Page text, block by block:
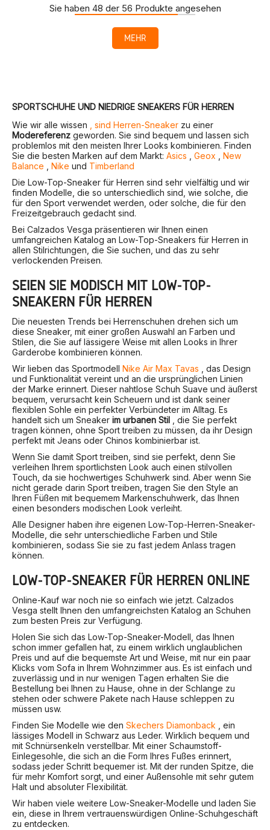
Sie haben 48 der 56 Produkte angesehen
MEHR
SPORTSCHUHE UND NIEDRIGE SNEAKERS FÜR HERREN
Wie wir alle wissen , sind Herren-Sneaker zu einer
Modereferenz geworden. Sie sind bequem und lassen sich
problemlos mit den meisten Ihrer Looks kombinieren. Finden
Sie die besten Marken auf dem Markt: Asics , Geox , New
Balance , Nike und Timberland
Die Low-Top-Sneaker für Herren sind sehr vielfältig und wir
finden Modelle, die so unterschiedlich sind, wie solche, die
für den Sport verwendet werden, oder solche, die für den
Freizeitgebrauch gedacht sind.
Bei Calzados Vesga präsentieren wir Ihnen einen
umfangreichen Katalog an Low-Top-Sneakers für Herren in
allen Stilrichtungen, die Sie suchen, und das zu sehr
verlockenden Preisen.
SEIEN SIE MODISCH MIT LOW-TOP-
SNEAKERN FÜR HERREN
Die neuesten Trends bei Herrenschuhen drehen sich um
diese Sneaker, mit einer großen Auswahl an Farben und
Stilen, die Sie auf lässigere Weise mit allen Looks in Ihrer
Garderobe kombinieren können.
Wir lieben das Sportmodell Nike Air Max Tavas , das Design
und Funktionalität vereint und an die ursprünglichen Linien
der Marke erinnert. Dieser nahtlose Schuh Suave und äußerst
bequem, verursacht kein Scheuern und ist dank seiner
flexiblen Sohle ein perfekter Verbündeter im Alltag. Es
handelt sich um Sneaker im urbanen Stil , die Sie perfekt
tragen können, ohne Sport treiben zu müssen, da ihr Design
perfekt mit Jeans oder Chinos kombinierbar ist.
Wenn Sie damit Sport treiben, sind sie perfekt, denn Sie
verleihen Ihrem sportlichsten Look auch einen stilvollen
Touch, da sie hochwertiges Schuhwerk sind. Aber wenn Sie
nicht gerade darin Sport treiben, tragen Sie den Style an
Ihren Füßen mit bequemem Markenschuhwerk, das Ihnen
einen besonders modischen Look verleiht.
Alle Designer haben ihre eigenen Low-Top-Herren-Sneaker-
Modelle, die sehr unterschiedliche Farben und Stile
kombinieren, sodass Sie sie zu fast jedem Anlass tragen
können.
LOW-TOP-SNEAKER FÜR HERREN ONLINE
Online-Kauf war noch nie so einfach wie jetzt. Calzados
Vesga stellt Ihnen den umfangreichsten Katalog an Schuhen
zum besten Preis zur Verfügung.
Holen Sie sich das Low-Top-Sneaker-Modell, das Ihnen
schon immer gefallen hat, zu einem wirklich unglaublichen
Preis und auf die bequemste Art und Weise, mit nur ein paar
Klicks vom Sofa in Ihrem Wohnzimmer aus. Es ist einfach und
zuverlässig und in nur wenigen Tagen erhalten Sie die
Bestellung bei Ihnen zu Hause, ohne in der Schlange zu
stehen oder schwere Pakete nach Hause schleppen zu
müssen usw.
Finden Sie Modelle wie den Skechers Diamonback , ein
lässiges Modell in Schwarz aus Leder. Wirklich bequem und
mit Schnürsenkeln verstellbar. Mit einer Schaumstoff-
Einlegesohle, die sich an die Form Ihres Fußes erinnert,
sodass jeder Schritt bequemer ist. Mit der runden Spitze, die
für mehr Komfort sorgt, und einer Außensohle mit sehr gutem
Halt und absoluter Flexibilität.
Wir haben viele weitere Low-Sneaker-Modelle und laden Sie
ein, diese in Ihrem vertrauenswürdigen Online-Schuhgeschäft
zu entdecken.